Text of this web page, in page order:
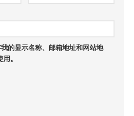
的显示名称、邮箱地址和网站地
。